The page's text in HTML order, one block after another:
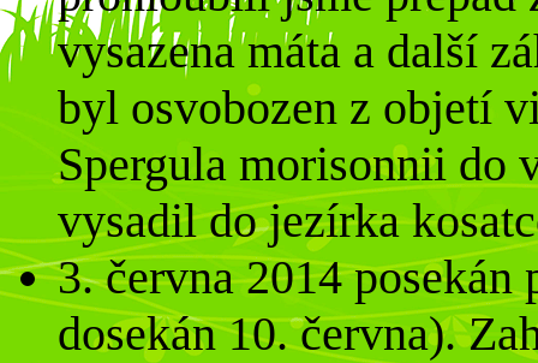
vysazena máta a další
byl osvobozen z objetí
Spergula morisonnii do
vysadil do jezírka
3. června 2014
dosekán 10. června).